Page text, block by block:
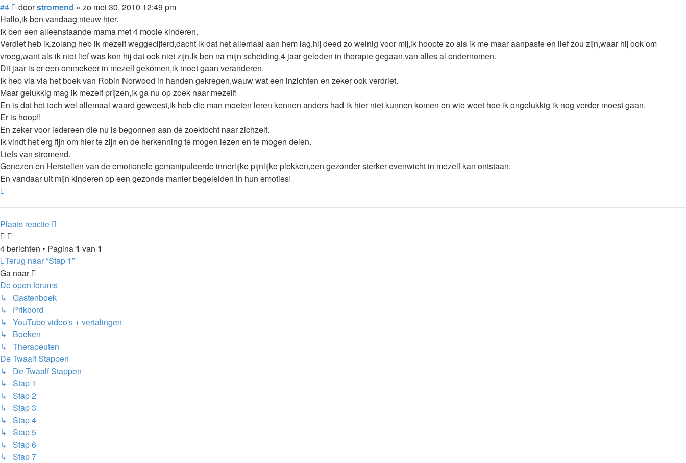
#4
Bericht
doorstromend » zo mei 30, 2010 12:49 pm
Hallo,ik ben vandaag nieuw hier.
Ik ben een alleenstaande mama met 4 mooie kinderen.
Verdiet heb ik,zolang heb ik mezelf weggecijferd,dacht ik dat het allemaal aan hem lag,hij deed zo weinig voor mij,ik hoopte zo als ik me maar aanpaste en lief zou zijn,waar hij ook om
vroeg,want als ik niet lief was kon hij dat ook niet zijn.Ik ben na mijn scheiding,4 jaar geleden in therapie gegaan,van alles al ondernomen.
Dit jaar is er een ommekeer in mezelf gekomen,ik moet gaan veranderen.
Ik heb via via het boek van Robin Norwood in handen gekregen,wauw wat een inzichten en zeker ook verdriet.
Maar gelukkig mag ik mezelf prijzen,ik ga nu op zoek naar mezelf!
En is dat het toch wel allemaal waard geweest,ik heb die man moeten leren kennen anders had ik hier niet kunnen komen en wie weet hoe ik ongelukkig ik nog verder moest gaan.
Er is hoop!!
En zeker voor iedereen die nu is begonnen aan de zoektocht naar zichzelf.
Ik vindt het erg fijn om hier te zijn en de herkenning te mogen lezen en te mogen delen.
Liefs van stromend.
Genezen en Herstellen van de emotionele gemanipuleerde innerlijke pijnlijke plekken,een gezonder sterker evenwicht in mezelf kan ontstaan.
En vandaar uit mijn kinderen op een gezonde manier begeleiden in hun emoties!
Plaats reactie
4 berichten • Pagina 1 van 1
Terug naar “Stap 1”
Ga naar
De open forums
↳ Gastenboek
↳ Prikbord
↳ YouTube video's + vertalingen
↳ Boeken
↳ Therapeuten
De Twaalf Stappen
↳ De Twaalf Stappen
↳ Stap 1
↳ Stap 2
↳ Stap 3
↳ Stap 4
↳ Stap 5
↳ Stap 6
↳ Stap 7